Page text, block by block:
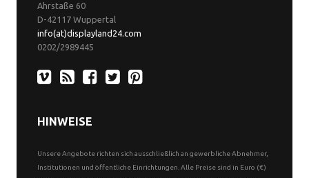
Ahrstaße 60
D-42117 Wuppertal
info(at)displayland24.com
0202/2989445
HINWEISE
Unsere Angebote richten sich ausschließlich an gewerbliche Abnehmer,
Institutionen und öffentliche Einrichtungen. Alle Preise sind in Euro (€)